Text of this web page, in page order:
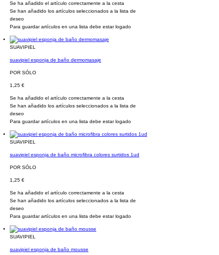
Se ha añadido el artículo correctamente a la cesta
Se han añadido los artículos seleccionados a la lista de
deseo
Para guardar artículos en una lista debe estar logado
SUAVIPIEL
suavipiel esponja de baño dermomasaje
POR SÓLO
1,25 €
Se ha añadido el artículo correctamente a la cesta
Se han añadido los artículos seleccionados a la lista de
deseo
Para guardar artículos en una lista debe estar logado
SUAVIPIEL
suavipiel esponja de baño microfibra colores surtidos 1ud
POR SÓLO
1,25 €
Se ha añadido el artículo correctamente a la cesta
Se han añadido los artículos seleccionados a la lista de
deseo
Para guardar artículos en una lista debe estar logado
SUAVIPIEL
suavipiel esponja de baño mousse